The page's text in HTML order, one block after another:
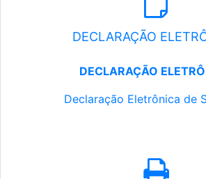
DECLARAÇÃO
DECLARAÇÃO
Declaração Eletrônica de